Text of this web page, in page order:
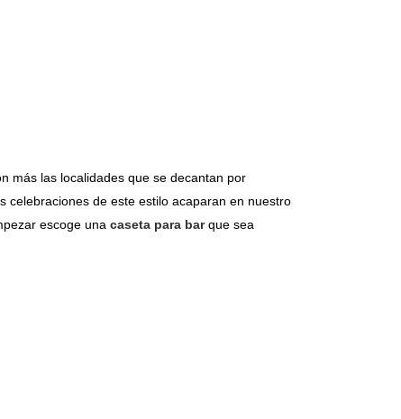
más las localidades que se decantan por
celebraciones de este estilo acaparan en nuestro
escoge una caseta para bar que sea